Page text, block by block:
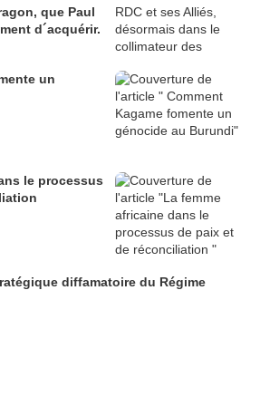
que Paul
d´acquérir.
un
le processus
diffamatoire du Régime